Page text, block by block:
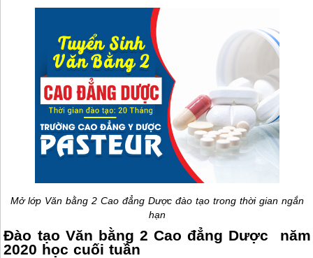
Mở lớp Văn bằng 2 Cao đẳng Dược đào tạo trong thời gian ngắn
hạn
Đào tạo Văn bằng 2 Cao đẳng Dược năm
2020 học cuối tuần